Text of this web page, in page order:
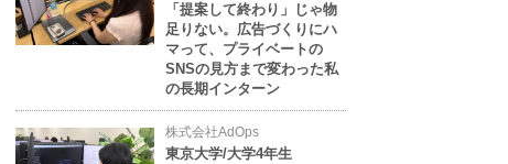
「提案して終わり」じゃ物
足りない。広告づくりにハ
マって、プライベートの
SNSの見方まで変わった私
の長期インターン
株式会社AdOps
東京大学/大学4年生